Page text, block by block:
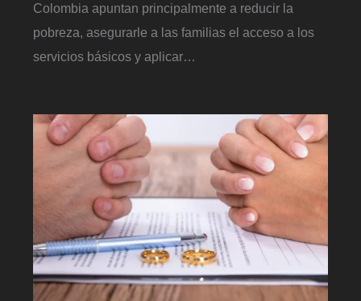
Colombia apuntan principalmente a reducir la
pobreza, asegurarle a las familias el acceso a los
servicios básicos y aplicar…